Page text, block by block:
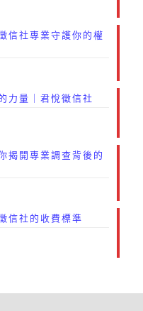
信社專業守護你的權
力量｜君悅徵信社
揭開專業調查背後的
信社的收費標準